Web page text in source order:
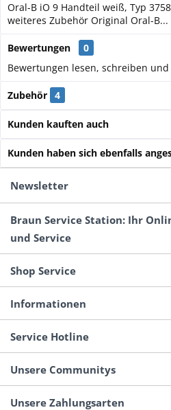
Oral-B iO 9 Handteil weiß, Typ
weiteres Zubehör Original Oral-B...
Bewertungen
0
Bewertungen lesen, schreiben
Zubehör 4
Kunden kauften auch
Kunden haben sich ebenfalls
Newsletter
Braun Service Station: Ihr
und Service
Shop Service
Informationen
Service Hotline
Unsere Communitys
Unsere Zahlungsarten